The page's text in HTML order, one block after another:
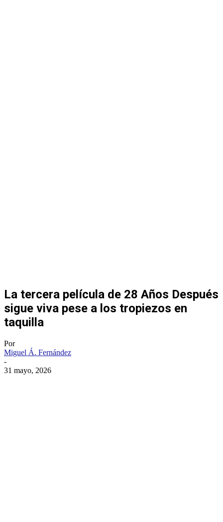
La tercera película de 28 Años Después
sigue viva pese a los tropiezos en
taquilla
Por
Miguel Á. Fernández
-
31 mayo, 2026